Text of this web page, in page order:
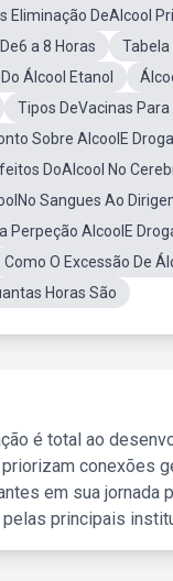
Eliminação DeAlcool
a 8 Horas
Tabela
Álcool Etanol
Tipos DeVacinas Para
Sobre AlcoolE Droga
DoAlcool No
Sangues Ao
Perpeção AlcoolE
Como O Excessão De
Horas São
é total ao
conexões
em sua jornada
principais